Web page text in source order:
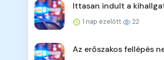
Ittasan indult a
1 nap ezelőtt 22
Az erőszakos fellépés